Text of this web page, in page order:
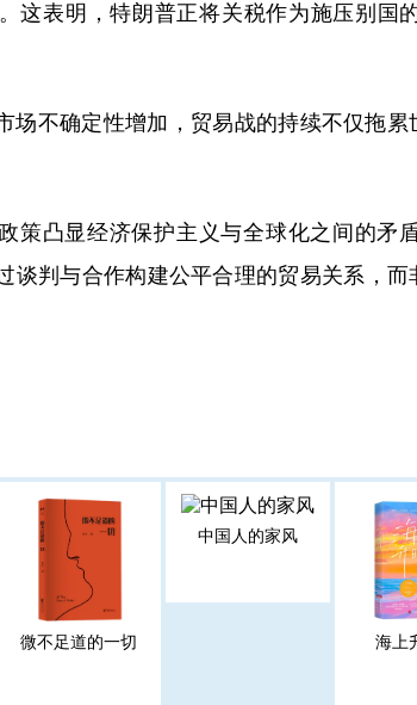
这表明，特朗普正将关税作为施压别国
不确定性增加，贸易战的持续不仅拖累
凸显经济保护主义与全球化之间的矛
谈判与合作构建公平合理的贸易关系，
微不足道的一切
中国人的家风
海上